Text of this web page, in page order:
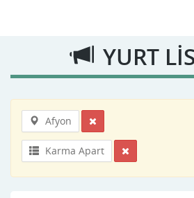
YURT
Afyon
Karma Apart